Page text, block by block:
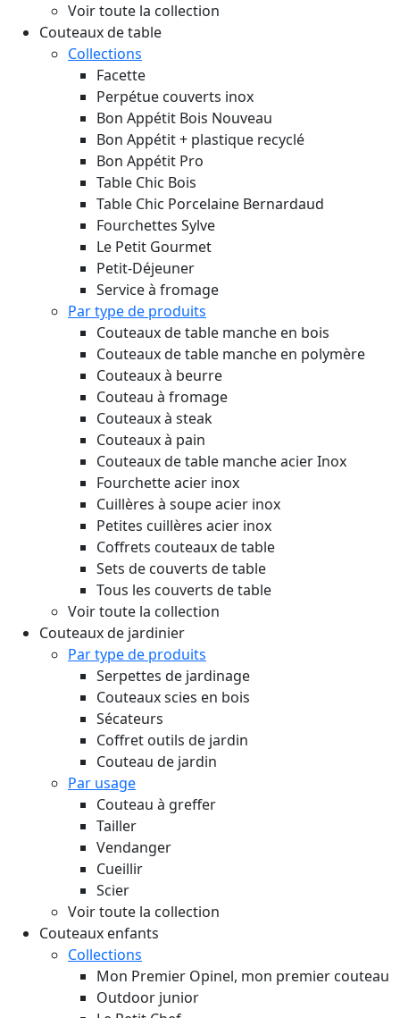
Voir toute la collection
Couteaux de table
Collections
Facette
Perpétue couverts inox
Bon Appétit Bois Nouveau
Bon Appétit + plastique recyclé
Bon Appétit Pro
Table Chic Bois
Table Chic Porcelaine Bernardaud
Fourchettes Sylve
Le Petit Gourmet
Petit-Déjeuner
Service à fromage
Par type de produits
Couteaux de table manche en bois
Couteaux de table manche en polymère
Couteaux à beurre
Couteau à fromage
Couteaux à steak
Couteaux à pain
Couteaux de table manche acier Inox
Fourchette acier inox
Cuillères à soupe acier inox
Petites cuillères acier inox
Coffrets couteaux de table
Sets de couverts de table
Tous les couverts de table
Voir toute la collection
Couteaux de jardinier
Par type de produits
Serpettes de jardinage
Couteaux scies en bois
Sécateurs
Coffret outils de jardin
Couteau de jardin
Par usage
Couteau à greffer
Tailler
Vendanger
Cueillir
Scier
Voir toute la collection
Couteaux enfants
Collections
Mon Premier Opinel, mon premier couteau
Outdoor junior